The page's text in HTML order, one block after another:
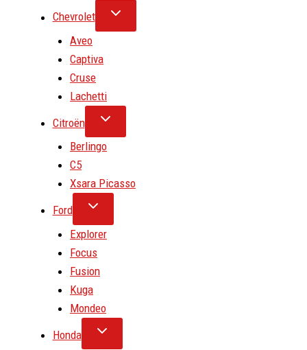
Chevrolet
Aveo
Captiva
Cruse
Lachetti
Citroën
Berlingo
C5
Xsara Picasso
Ford
Explorer
Focus
Fusion
Kuga
Mondeo
Honda